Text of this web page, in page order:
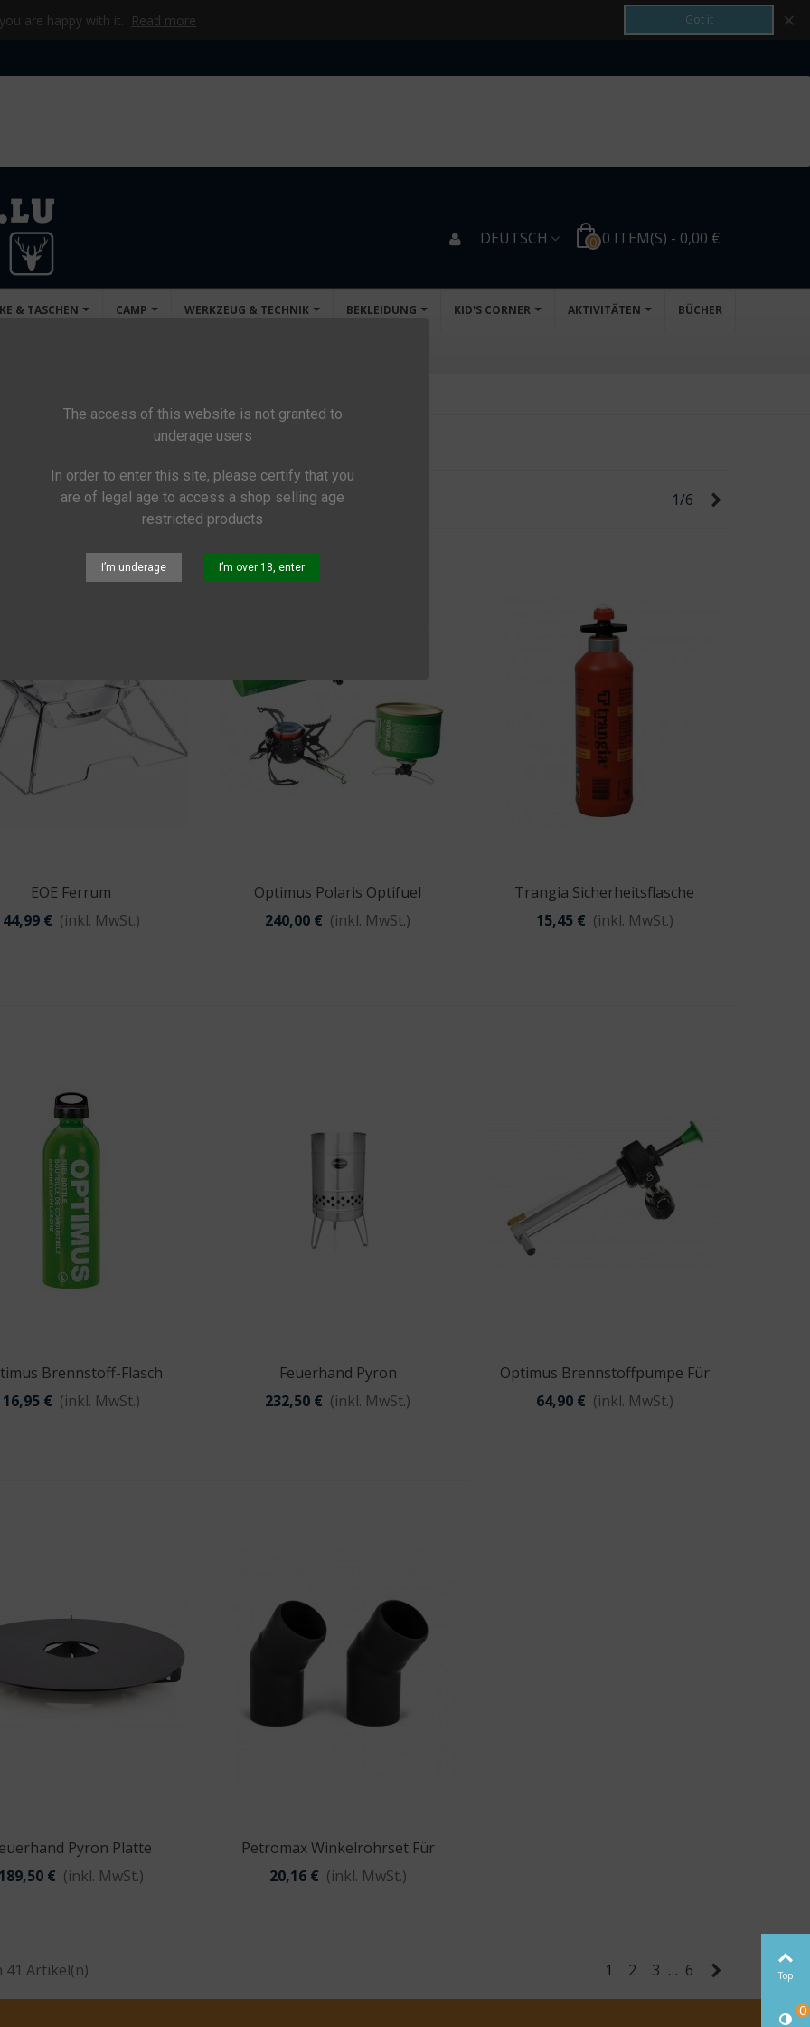
are happy with it. Read more Got it ×
The access of this website is not granted to
underage users
In order to enter this site, please certify that you
are of legal age to access a shop selling age
restricted products
I’m underage I’m over 18, enter
DEUTSCH 0 0 ITEM(S) - 0,00 €
& TASCHEN CAMP WERKZEUG & TECHNIK BEKLEIDUNG KID'S CORNER AKTIVITÄTEN BÜCHER
285,00 €
Carson
24,95 €
1/6
Vorschau
EOE Ferrum
44,99 € (inkl. MwSt.)
Vorschau
Optimus Polaris Optifuel
240,00 € (inkl. MwSt.)
Vorschau
Trangia Sicherheitsflasche
15,45 € (inkl. MwSt.)
Vorschau
Brennstoff-Flasch
16,95 € (inkl. MwSt.)
Vorschau
Feuerhand Pyron
232,50 € (inkl. MwSt.)
Vorschau
Optimus Brennstoffpumpe Für
Polaris Optifuel
64,90 € (inkl. MwSt.)
VorschauPyron Platte
€ (inkl. MwSt.)
Vorschau
Petromax Winkelrohrset Für
Loki Und Loki2
20,16 € (inkl. MwSt.)
41 Artikel(n) 1 2 3 … 6 Top
0